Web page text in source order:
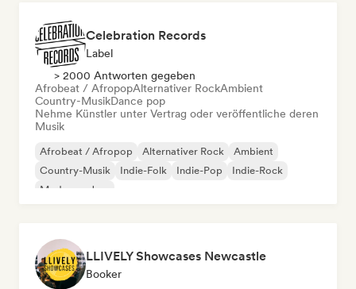
Celebration Records
Label
> 2000 Antworten gegeben
Afrobeat / AfropopAlternativer RockAmbient
Country-MusikDance pop
Nehme Künstler unter Vertrag oder veröffentliche deren
Musik
Afrobeat / Afropop Alternativer Rock
Ambient
Country-Musik
Indie-Folk Indie-Pop
Indie-Rock
Moderner Jazz
LLIVELY Showcases Newcastle
Booker